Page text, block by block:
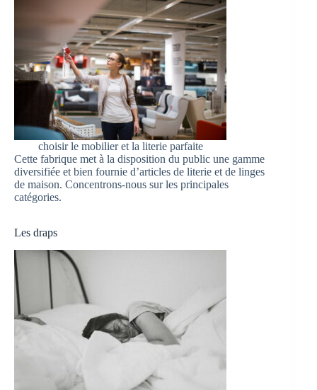
choisir le mobilier et la literie parfaite
Cette fabrique met à la disposition du public une gamme
diversifiée et bien fournie d’articles de literie et de linges
de maison. Concentrons-nous sur les principales
catégories.
Les draps